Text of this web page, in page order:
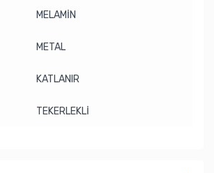
MELAMİN
METAL
KATLANIR
TEKERLEKLİ